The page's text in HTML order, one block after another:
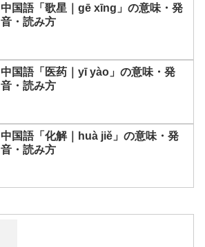
中国語「歌星｜gē xīng」の意味・発
音・読み方
中国語「医药｜yī yào」の意味・発
音・読み方
中国語「化解｜huà jiě」の意味・発
音・読み方